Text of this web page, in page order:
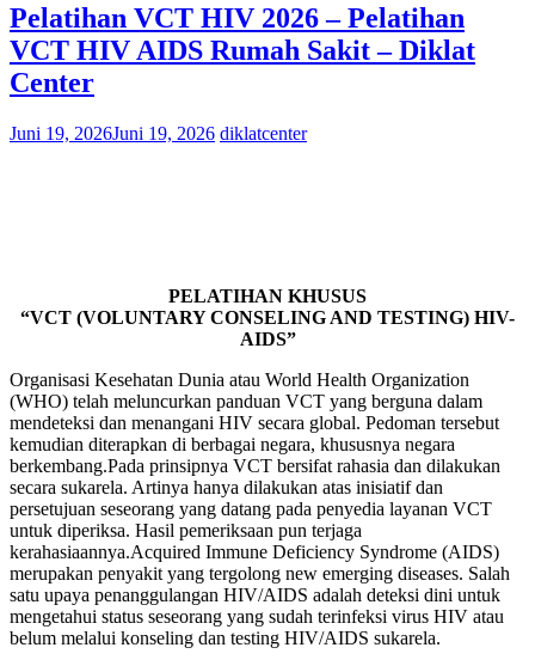
Pelatihan VCT HIV 2026 – Pelatihan
VCT HIV AIDS Rumah Sakit – Diklat
Center
Juni 19, 2026Juni 19, 2026 diklatcenter
PELATIHAN KHUSUS
“VCT (VOLUNTARY CONSELING AND TESTING) HIV-
AIDS”
Organisasi Kesehatan Dunia atau World Health Organization
(WHO) telah meluncurkan panduan VCT yang berguna dalam
mendeteksi dan menangani HIV secara global. Pedoman tersebut
kemudian diterapkan di berbagai negara, khususnya negara
berkembang.Pada prinsipnya VCT bersifat rahasia dan dilakukan
secara sukarela. Artinya hanya dilakukan atas inisiatif dan
persetujuan seseorang yang datang pada penyedia layanan VCT
untuk diperiksa. Hasil pemeriksaan pun terjaga
kerahasiaannya.Acquired Immune Deficiency Syndrome (AIDS)
merupakan penyakit yang tergolong new emerging diseases. Salah
satu upaya penanggulangan HIV/AIDS adalah deteksi dini untuk
mengetahui status seseorang yang sudah terinfeksi virus HIV atau
belum melalui konseling dan testing HIV/AIDS sukarela.